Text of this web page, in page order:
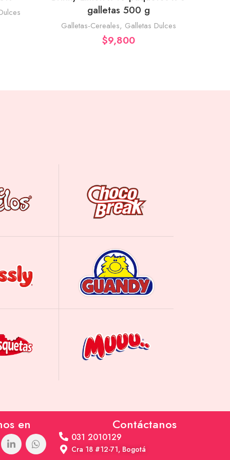
galletas 500 g
Galletas-Cereales, Galletas Dulces
$9,800
en Contáctanos
031 2010129
Cra 18 #12-71, Bogotá